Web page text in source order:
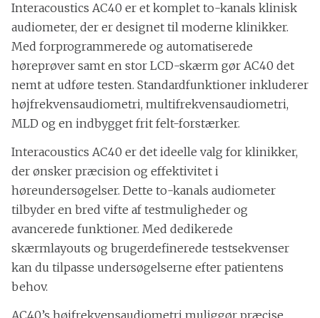
Interacoustics AC40 er et komplet to-kanals klinisk
audiometer, der er designet til moderne klinikker.
Med forprogrammerede og automatiserede
høreprøver samt en stor LCD-skærm gør AC40 det
nemt at udføre testen. Standardfunktioner inkluderer
højfrekvensaudiometri, multifrekvensaudiometri,
MLD og en indbygget frit felt-forstærker.
Interacoustics AC40 er det ideelle valg for klinikker,
der ønsker præcision og effektivitet i
høreundersøgelser. Dette to-kanals audiometer
tilbyder en bred vifte af testmuligheder og
avancerede funktioner. Med dedikerede
skærmlayouts og brugerdefinerede testsekvenser
kan du tilpasse undersøgelserne efter patientens
behov.
AC40’s højfrekvensaudiometri muliggør præcise